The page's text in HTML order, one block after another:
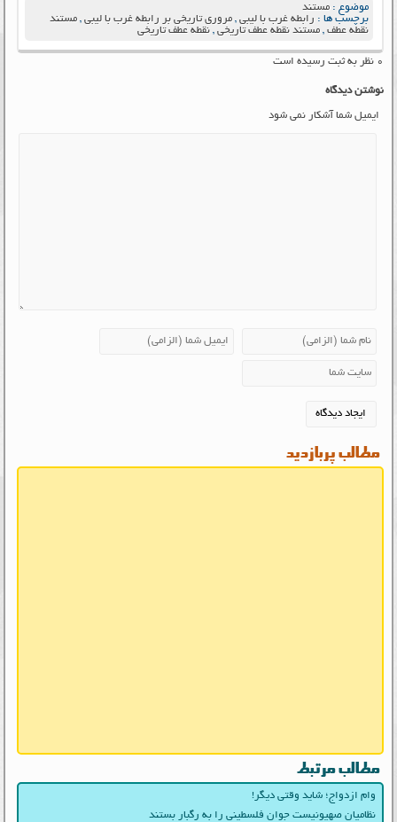
موضوع :مستند
برچسب ها : رابطه غرب با لیبی ,مروری تاریخی بر رابطه غرب با لیبی ,مستند
نقطه عطف ,مستند نقطه عطف تاریخی ,نقطه عطف تاریخی
۰ نظر به ثبت رسیده است
نوشتن دیدگاه
ایمیل شما آشکار نمی شود
مطالب پربازدید
مطالب مرتبط
وام ازدواج؛ شاید وقتی دیگر!
نظامیان صهیونیست جوان فلسطینی را به رگبار بستند